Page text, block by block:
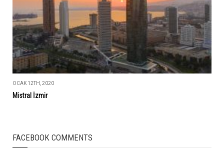
OCAK 12TH, 2020
Mistral İzmir
FACEBOOK COMMENTS